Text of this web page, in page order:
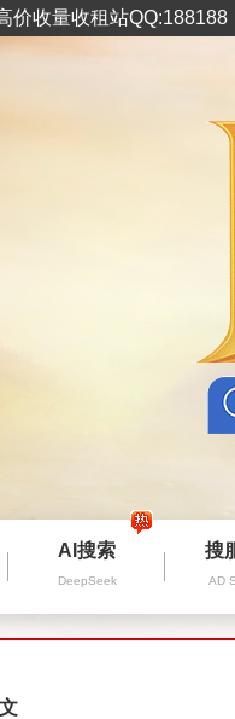
价收量收租站
AI搜索
DeepSeek
搜
AD